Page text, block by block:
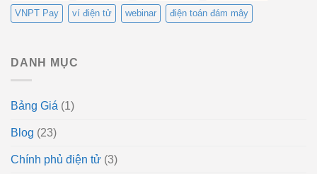
VNPT Pay ví điện tử webinar điện toán đám mây
DANH MỤC
Bảng Giá (1)
Blog (23)
Chính phủ điện tử (3)